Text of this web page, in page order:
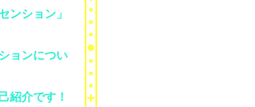
ンション」
ョンについ
紹介です！